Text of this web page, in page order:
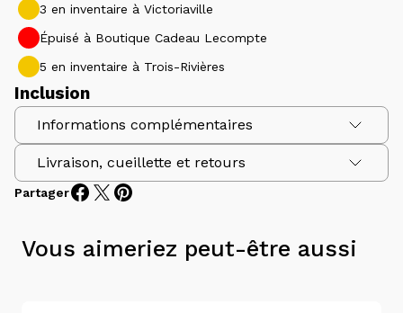
3 en inventaire à Victoriaville
Épuisé à Boutique Cadeau Lecompte
5 en inventaire à Trois-Rivières
Inclusion
Informations complémentaires
Livraison, cueillette et retours
Produits
Nous nous efforçons de fournir des informations,
descriptions et images précises de nos produits.
Partager
Vous aimeriez peut-être aussi